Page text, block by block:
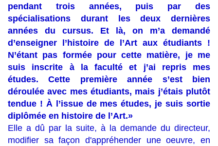
pendant trois années, puis par des
spécialisations durant les deux dernières
années du cursus. Et là, on m’a demandé
d’enseigner l’histoire de l’Art aux étudiants !
N’étant pas formée pour cette matière, je me
suis inscrite à la faculté et j’ai repris mes
études. Cette première année s’est bien
déroulée avec mes étudiants, mais j’étais plutôt
tendue ! À l’issue de mes études, je suis sortie
diplômée en histoire de l’Art.»
E lle a dû par la suite, à la demande du directeur,
modifier sa façon d'appréhender une oeuvre, en